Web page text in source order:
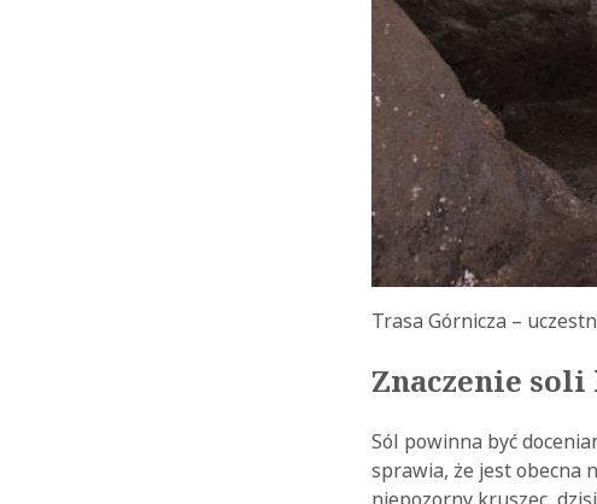
Trasa Górnicza –
Znaczenie
Sól powinna być
sprawia, że jest obecna